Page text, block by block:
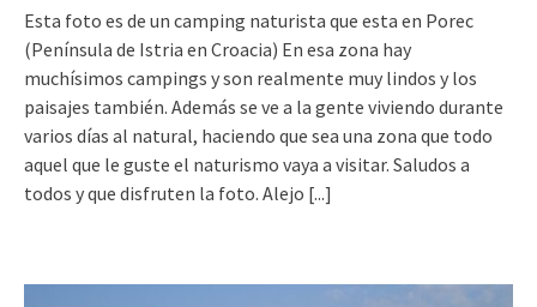
Esta foto es de un camping naturista que esta en Porec
(Península de Istria en Croacia) En esa zona hay
muchísimos campings y son realmente muy lindos y los
paisajes también. Además se ve a la gente viviendo durante
varios días al natural, haciendo que sea una zona que todo
aquel que le guste el naturismo vaya a visitar. Saludos a
todos y que disfruten la foto. Alejo [...]